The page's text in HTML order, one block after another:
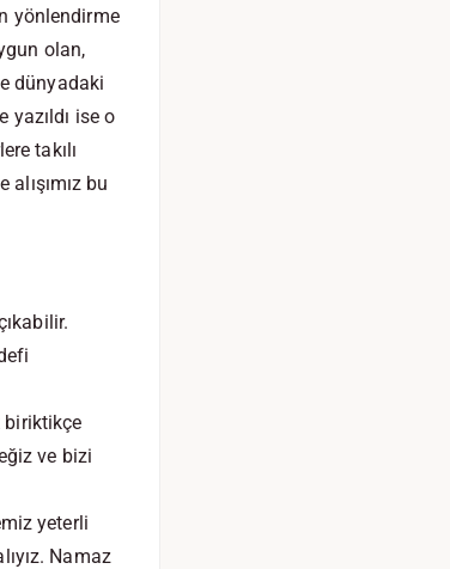
yönlendirme
olan,
dünyadaki
ise o
takılı
bu
biriktikçe
ve bizi
yeterli
Namaz